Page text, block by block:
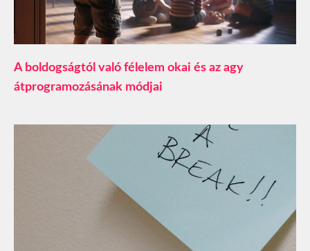
A boldogságtól való félelem okai és az agy
átprogramozásának módjai